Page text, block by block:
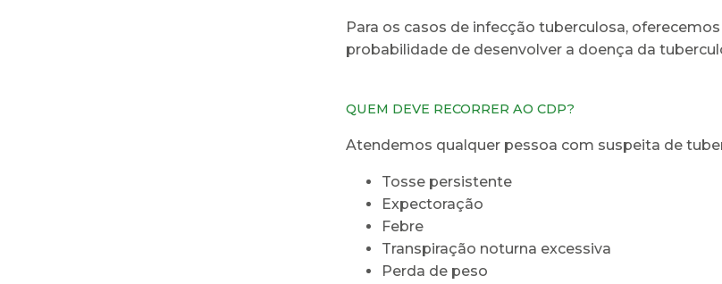
Para os casos de infecção tuberculosa,
probabilidade de desenvolver a doença da
QUEM DEVE RECORRER AO CDP?
Atendemos qualquer pessoa com suspeita de
Tosse persistente
Expectoração
Febre
Transpiração noturna excessiva
Perda de peso